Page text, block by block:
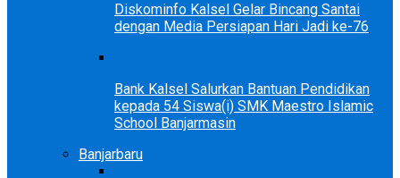
Diskominfo Kalsel Gelar Bincang Santai
dengan Media Persiapan Hari Jadi ke-76
Bank Kalsel Salurkan Bantuan Pendidikan
kepada 54 Siswa(i) SMK Maestro Islamic
School Banjarmasin
Banjarbaru